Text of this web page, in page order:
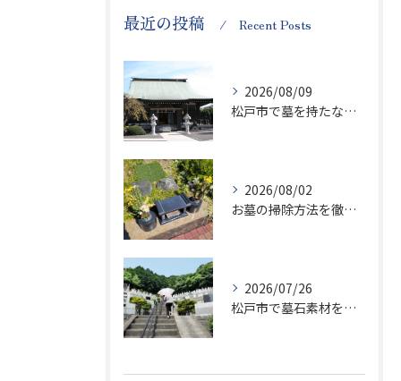
最近の投稿 Recent Posts
2026/08/09
松戸市で墓を持たない供養を選ぶ千葉県上総内の安心相談ガイド
2026/08/02
お墓の掃除方法を徹底解説墓石を傷めず清潔に保つ実践ポイント
2026/07/26
松戸市で墓石素材を徹底比較千葉県大谷口新田のお墓購入ガイド